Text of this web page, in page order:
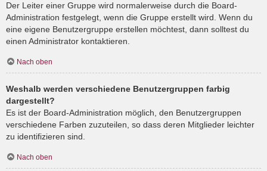
Der Leiter einer Gruppe wird normalerweise durch die Board-
Administration festgelegt, wenn die Gruppe erstellt wird. Wenn du
eine eigene Benutzergruppe erstellen möchtest, dann solltest du
einen Administrator kontaktieren.
Nach oben
Weshalb werden verschiedene Benutzergruppen farbig
dargestellt?
Es ist der Board-Administration möglich, den Benutzergruppen
verschiedene Farben zuzuteilen, so dass deren Mitglieder leichter
zu identifizieren sind.
Nach oben